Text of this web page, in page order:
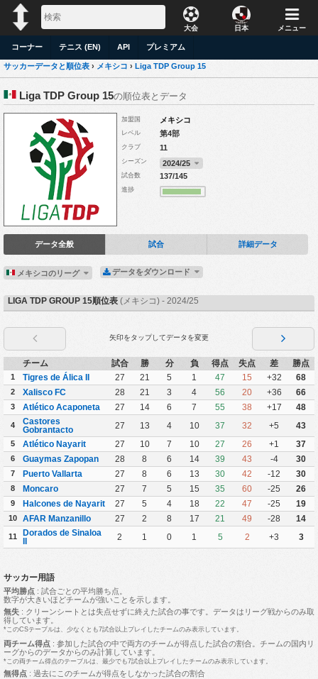
大会 日本 メニュー
コーナー テニス (EN) API プレミアム
サッカーデータと順位表 › メキシコ › Liga TDP Group 15
Liga TDP Group 15の順位表とデータ
加盟国 メキシコ
レベル 第4部
クラブ 11
シーズン 2024/25
試合数 137/145
進捗
データ全般 試合 詳細データ
メキシコのリーグ データをダウンロード
LIGA TDP GROUP 15順位表 (メキシコ) - 2024/25
矢印をタップしてデータを変更
チーム 試合 勝 分 負 得点 失点 差
勝点
1
Tigres de Álica II 27 21 5 1 47 15 +32
68
2
Xalisco FC 28 21 3 4 56 20 +36
66
3
Atlético Acaponeta 27 14 6 7 55 38 +17 48
4
Castores
Gobrantacto
27 13 4 10 37 32 +5 43
5 Atlético Nayarit 27 10 7 10 27 26 +1
37
6
Guaymas Zapopan 28 8 6 14 39 43 -4
30
7
Puerto Vallarta 27 8 6 13 30 42 -12
30
8
Moncaro 27 7 5 15 35 60 -25
26
9
Halcones de Nayarit 27 5 4 18 22 47 -25
19
10
AFAR Manzanillo 27 2 8 17 21 49 -28 14
11
Dorados de Sinaloa
2 1 0 1 5 2 +3 3
サッカー用語
平均勝点 : 試合ごとの平均勝ち点。
数字が大きいほどチームが強いことを示します。
無失 : クリーンシートとは失点せずに終えた試合の事です。データはリーグ戦からのみ取
得しています。
*このCSテーブルは、少なくとも7試合以上プレイしたチームのみ表示しています。
両チーム得点 : 参加した試合の中で両方のチームが得点した試合の割合。チームの国内リ
ーグからのデータからのみ計算しています。
*この両チーム得点のテーブルは、最少でも7試合以上プレイしたチームのみ表示しています。
無得点 : 過去にこのチームが得点をしなかった試合の割合